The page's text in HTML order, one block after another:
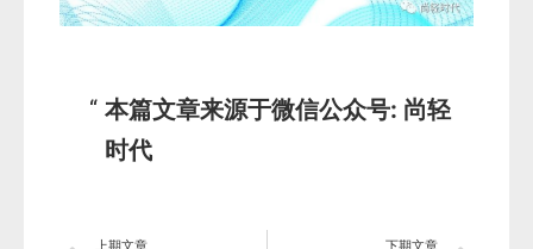
本篇文章来源于微信公众号: 尚轻
时代
上期文章 下期文章